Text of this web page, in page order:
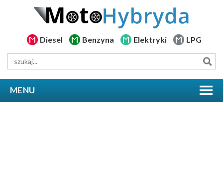
Diesel Benzyna Elektryki LPG
MENU